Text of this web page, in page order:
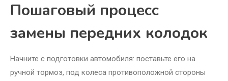
Пошаговый процесс
замены передних колодок
Начните с подготовки автомобиля: поставьте его на
ручной тормоз, под колеса противоположной стороны